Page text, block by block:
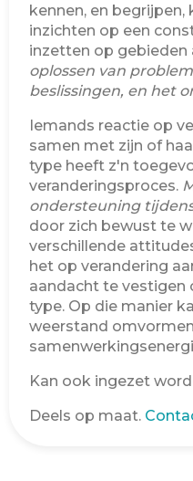
kennen, en begrijpen,
inzichten op een
inzetten op gebieden
oplossen van
beslissingen, en het
Iemands reactie op
samen met zijn of
type heeft z'n
veranderingsproces.
ondersteuning
door zich bewust te
verschillende
het op verandering
aandacht te vestigen
type. Op die manier
weerstand
Kan ook ingezet
Deels op maat.